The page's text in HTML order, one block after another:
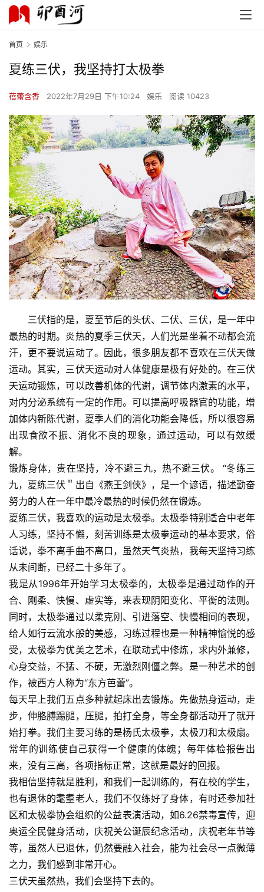
首页 娱乐
夏练三伏，我坚持打太极拳
蓓蕾含香 2022年7月29日 下午10:24 娱乐 阅读 10423
三伏指的是，夏至节后的头伏、二伏、三伏，是一年中
最热的时期。炎热的夏季三伏天，人们光是坐着不动都会流
汗，更不要说运动了。因此，很多朋友都不喜欢在三伏天做
运动。其实，三伏天运动对人体健康是极有好处的。在三伏
天运动锻炼，可以改善机体的代谢，调节体内激素的水平，
对内分泌系统有一定的作用。可以提高呼吸器官的功能，增
加体内新陈代谢，夏季人们的消化功能会降低，所以很容易
出现食欲不振、消化不良的现象，通过运动，可以有效缓
解。
锻炼身体，贵在坚持，冷不避三九，热不避三伏。 “冬练三
九，夏练三伏＂出自《燕王剑侠》，是一个谚语，描述勤奋
努力的人在一年中最冷最热的时候仍然在锻炼。
夏练三伏，我喜欢的运动是太极拳。太极拳特别适合中老年
人习练，坚持不懈，刻苦训练是太极拳运动的基本要求，俗
话说，拳不离手曲不离口，虽然天气炎热，我每天坚持习练
从未间断，已经二十多年了。
我是从1996年开始学习太极拳的，太极拳是通过动作的开
合、刚柔、快慢、虚实等，来表现阴阳变化、平衡的法则。
同时，太极拳通过以柔克刚、引进落空、快慢相间的表现，
给人如行云流水般的美感，习练过程也是一种精神愉悦的感
受，太极拳为优美之艺术，在联动式中修炼，求内外兼修，
心身交益，不猛、不硬，无激烈刚僵之弊。是一种艺术的创
作，被西方人称为“东方芭蕾”。
每天早上我们五点多种就起床出去锻炼。先做热身运动，走
步，伸胳膊踢腿，压腿，拍打全身，等全身都活动开了就开
始打拳。我们主要习练的是杨氏太极拳，太极刀和太极扇。
常年的训练使自己获得一个健康的体魄；每年体检报告出
来，没有三高，各项指标正常，这就是最好的回报。
我相信坚持就是胜利，和我们一起训练的，有在校的学生，
也有退休的耄耋老人，我们不仅练好了身体，有时还参加社
区和太极拳协会组织的公益表演活动，如6.26禁毒宣传，迎
奥运全民健身活动，庆祝关公诞辰纪念活动，庆祝老年节等
等，虽然人已退休，仍然要融入社会，能为社会尽一点微薄
之力，我们感到非常开心。
三伏天虽然热，我们会坚持下去的。